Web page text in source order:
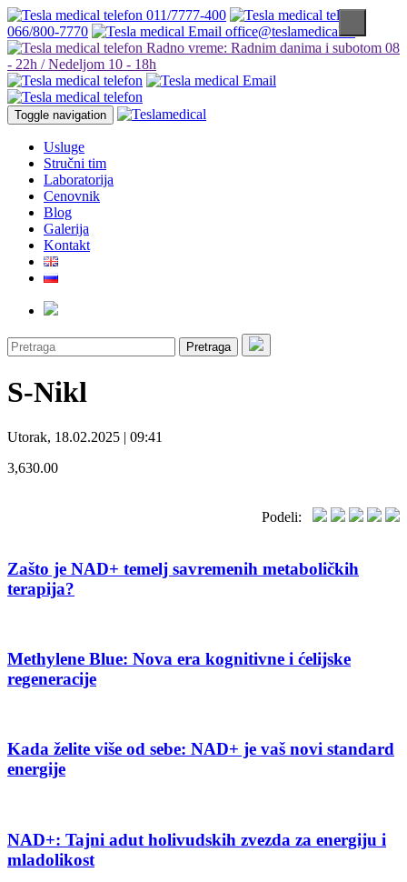
011/7777-400
066/800-7770
office@teslamedical.rs
Radno vreme: Radnim danima i subotom 08
- 22h / Nedeljom 10 - 18h
Toggle navigation
Usluge
Stručni tim
Laboratorija
Cenovnik
Blog
Galerija
Kontakt
Pretraga
S-Nikl
Utorak, 18.02.2025 | 09:41
3,630.00
Podeli:
Zašto je NAD+ temelj savremenih metaboličkih
terapija?
Methylene Blue: Nova era kognitivne i ćelijske
regeneracije
Kada želite više od sebe: NAD+ je vaš novi standard
energije
NAD+: Tajni adut holivudskih zvezda za energiju i
mladolikost